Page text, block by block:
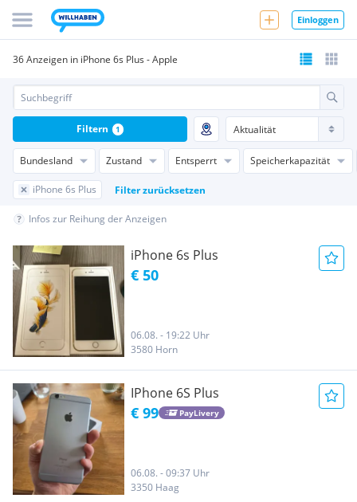
Einloggen
36 Anzeigen in iPhone 6s Plus - Apple
Bundesland Zustand Entsperrt Speicherkapazität
iPhone 6s Plus Filter zurücksetzen
Filtern 1
Infos zur Reihung der Anzeigen
iPhone 6s Plus
€ 50
06.08. - 19:22 Uhr
3580 Horn
IPhone 6S Plus
€ 99 PayLivery
06.08. - 09:37 Uhr
3350 Haag